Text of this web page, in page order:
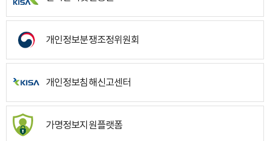
개인정보분쟁조정위원회
개인정보침해신고센터
가명정보지원플랫폼